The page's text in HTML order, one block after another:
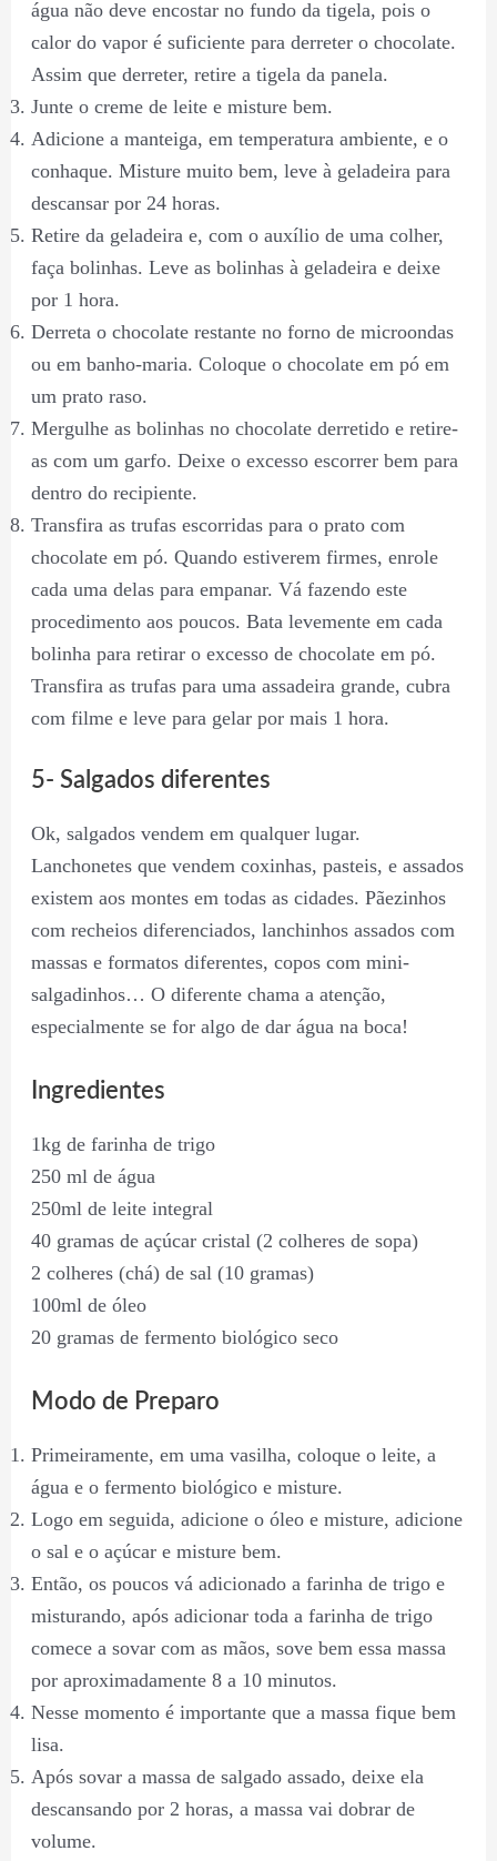
água não deve encostar no fundo da tigela, pois o
calor do vapor é suficiente para derreter o chocolate.
Assim que derreter, retire a tigela da panela.
Junte o creme de leite e misture bem.
Adicione a manteiga, em temperatura ambiente, e o
conhaque. Misture muito bem, leve à geladeira para
descansar por 24 horas.
Retire da geladeira e, com o auxílio de uma colher,
faça bolinhas. Leve as bolinhas à geladeira e deixe
por 1 hora.
Derreta o chocolate restante no forno de microondas
ou em banho-maria. Coloque o chocolate em pó em
um prato raso.
Mergulhe as bolinhas no chocolate derretido e retire-
as com um garfo. Deixe o excesso escorrer bem para
dentro do recipiente.
Transfira as trufas escorridas para o prato com
chocolate em pó. Quando estiverem firmes, enrole
cada uma delas para empanar. Vá fazendo este
procedimento aos poucos. Bata levemente em cada
bolinha para retirar o excesso de chocolate em pó.
Transfira as trufas para uma assadeira grande, cubra
com filme e leve para gelar por mais 1 hora.
5- Salgados diferentes
Ok, salgados vendem em qualquer lugar.
Lanchonetes que vendem coxinhas, pasteis, e assados
existem aos montes em todas as cidades. Pãezinhos
com recheios diferenciados, lanchinhos assados com
massas e formatos diferentes, copos com mini-
salgadinhos… O diferente chama a atenção,
especialmente se for algo de dar água na boca!
Ingredientes
1kg de farinha de trigo
250 ml de água
250ml de leite integral
40 gramas de açúcar cristal (2 colheres de sopa)
2 colheres (chá) de sal (10 gramas)
100ml de óleo
20 gramas de fermento biológico seco
Modo de Preparo
Primeiramente, em uma vasilha, coloque o leite, a
água e o fermento biológico e misture.
Logo em seguida, adicione o óleo e misture, adicione
o sal e o açúcar e misture bem.
Então, os poucos vá adicionado a farinha de trigo e
misturando, após adicionar toda a farinha de trigo
comece a sovar com as mãos, sove bem essa massa
por aproximadamente 8 a 10 minutos.
Nesse momento é importante que a massa fique bem
lisa.
Após sovar a massa de salgado assado, deixe ela
descansando por 2 horas, a massa vai dobrar de
volume.